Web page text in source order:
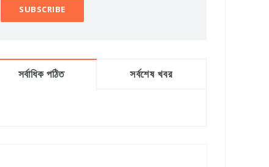
সর্বাধিক পঠিত সর্বশেষ খবর